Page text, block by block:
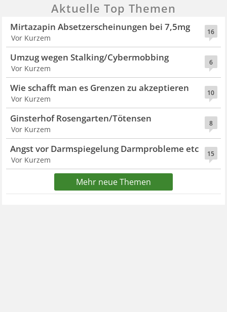
Aktuelle Top Themen
16
Mirtazapin Absetzerscheinungen bei 7,5mg
Vor Kurzem
6
Umzug wegen Stalking/Cybermobbing
Vor Kurzem
10
Wie schafft man es Grenzen zu akzeptieren
Vor Kurzem
8
Ginsterhof Rosengarten/Tötensen
Vor Kurzem
15
Angst vor Darmspiegelung Darmprobleme etc
Vor Kurzem
Mehr neue Themen